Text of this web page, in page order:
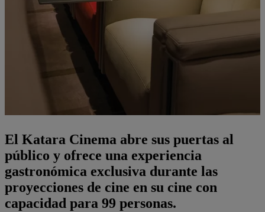
El Katara Cinema abre sus puertas al
público y ofrece una experiencia
gastronómica exclusiva durante las
proyecciones de cine en su cine con
capacidad para 99 personas.